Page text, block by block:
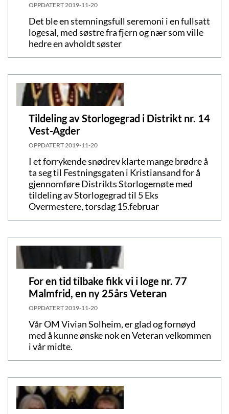
OPPDATERT 2019-11-20
Det ble en stemningsfull seremoni i en fullsatt
logesal, med søstre fra fjern og nær som ville
hedre en avholdt søster
Tildeling av Storlogegrad i Distrikt nr. 14
Vest-Agder
OPPDATERT 2019-11-20
I et forrykende snødrev klarte mange brødre å
ta seg til Festningsgaten i Kristiansand for å
gjennomføre Distrikts Storlogemøte med
tildeling av Storlogegrad til 5 Eks
Overmestere, torsdag 15.februar
For en tid tilbake fikk vi i loge nr. 77
Malmfrid, en ny 25års Veteran
OPPDATERT 2019-11-20
Vår OM Vivian Solheim, er glad og fornøyd
med å kunne ønske nok en Veteran velkommen
i vår midte.